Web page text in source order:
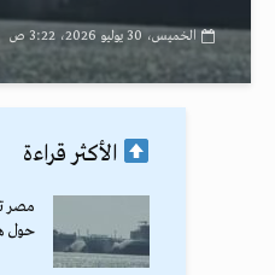
الخميس، 30 يوليو 2026، 3:22 ص
الأكثر قراءة
مصر
حول